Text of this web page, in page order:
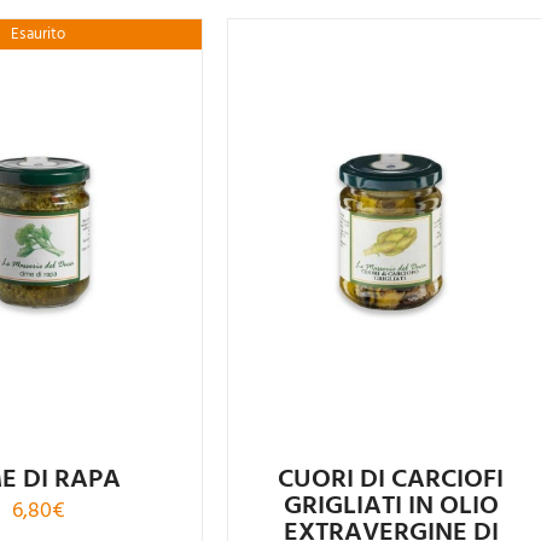
Esaurito
DI RAPA
6,80€
CUORI DI CARCIOFI
GRIGLIATI IN OLIO